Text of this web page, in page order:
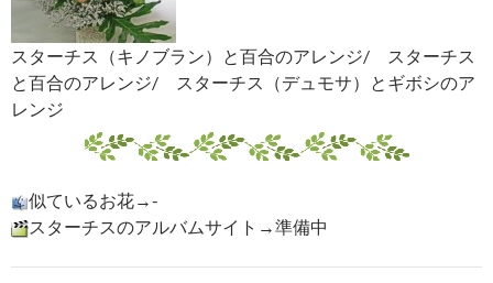
スターチス（キノブラン）と百合のアレンジ/ スターチス
と百合のアレンジ/ スターチス（デュモサ）とギボシのア
レンジ
似ているお花→-
スターチスのアルバムサイト→準備中